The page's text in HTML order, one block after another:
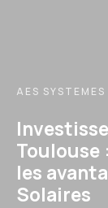
AES
Toulouse
les
Solaires